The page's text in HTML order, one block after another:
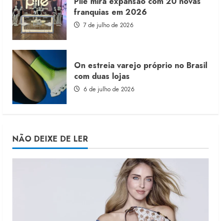
franquias em 2026
7 de julho de 2026
On estreia varejo próprio no Brasil
com duas lojas
6 de julho de 2026
NÃO DEIXE DE LER